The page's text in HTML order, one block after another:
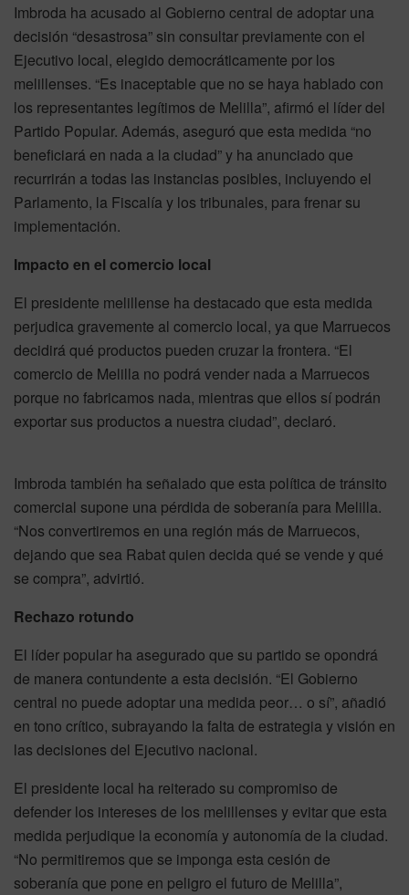
Imbroda ha acusado al Gobierno central de adoptar una
decisión “desastrosa” sin consultar previamente con el
Ejecutivo local, elegido democráticamente por los
melillenses. “Es inaceptable que no se haya hablado con
los representantes legítimos de Melilla”, afirmó el líder del
Partido Popular. Además, aseguró que esta medida “no
beneficiará en nada a la ciudad” y ha anunciado que
recurrirán a todas las instancias posibles, incluyendo el
Parlamento, la Fiscalía y los tribunales, para frenar su
implementación.
Impacto en el comercio local
El presidente melillense ha destacado que esta medida
perjudica gravemente al comercio local, ya que Marruecos
decidirá qué productos pueden cruzar la frontera. “El
comercio de Melilla no podrá vender nada a Marruecos
porque no fabricamos nada, mientras que ellos sí podrán
exportar sus productos a nuestra ciudad”, declaró.
Imbroda también ha señalado que esta política de tránsito
comercial supone una pérdida de soberanía para Melilla.
“Nos convertiremos en una región más de Marruecos,
dejando que sea Rabat quien decida qué se vende y qué
se compra”, advirtió.
Rechazo rotundo
El líder popular ha asegurado que su partido se opondrá
de manera contundente a esta decisión. “El Gobierno
central no puede adoptar una medida peor… o sí”, añadió
en tono crítico, subrayando la falta de estrategia y visión en
las decisiones del Ejecutivo nacional.
El presidente local ha reiterado su compromiso de
defender los intereses de los melillenses y evitar que esta
medida perjudique la economía y autonomía de la ciudad.
“No permitiremos que se imponga esta cesión de
soberanía que pone en peligro el futuro de Melilla”,